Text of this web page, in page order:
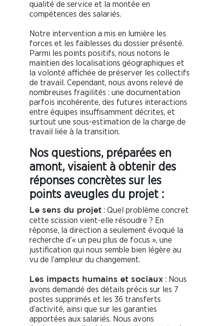
qualité de service et la montée en
compétences des salariés.
Notre intervention a mis en lumière les
forces et les faiblesses du dossier présenté.
Parmi les points positifs, nous notons le
maintien des localisations géographiques et
la volonté affichée de préserver les collectifs
de travail. Cependant, nous avons relevé de
nombreuses fragilités : une documentation
parfois incohérente, des futures interactions
entre équipes insuffisamment décrites, et
surtout une sous-estimation de la charge de
travail liée à la transition.
Nos questions, préparées en
amont, visaient à obtenir des
réponses concrètes sur les
points aveugles du projet :
Le sens du projet : Quel problème concret
cette scission vient-elle résoudre ? En
réponse, la direction a seulement évoqué la
recherche d’« un peu plus de focus », une
justification qui nous semble bien légère au
vu de l’ampleur du changement.
Les impacts humains et sociaux : Nous
avons demandé des détails précis sur les 7
postes supprimés et les 36 transferts
d’activité, ainsi que sur les garanties
apportées aux salariés. Nous avons